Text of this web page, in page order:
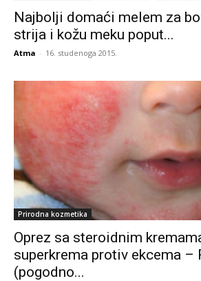
Najbolji domaći melem za
strija i kožu meku poput...
Atma - 16. studenoga 2015.
Prirodna kozmetika
Oprez sa steroidnim
superkrema protiv ekcema –
(pogodno...